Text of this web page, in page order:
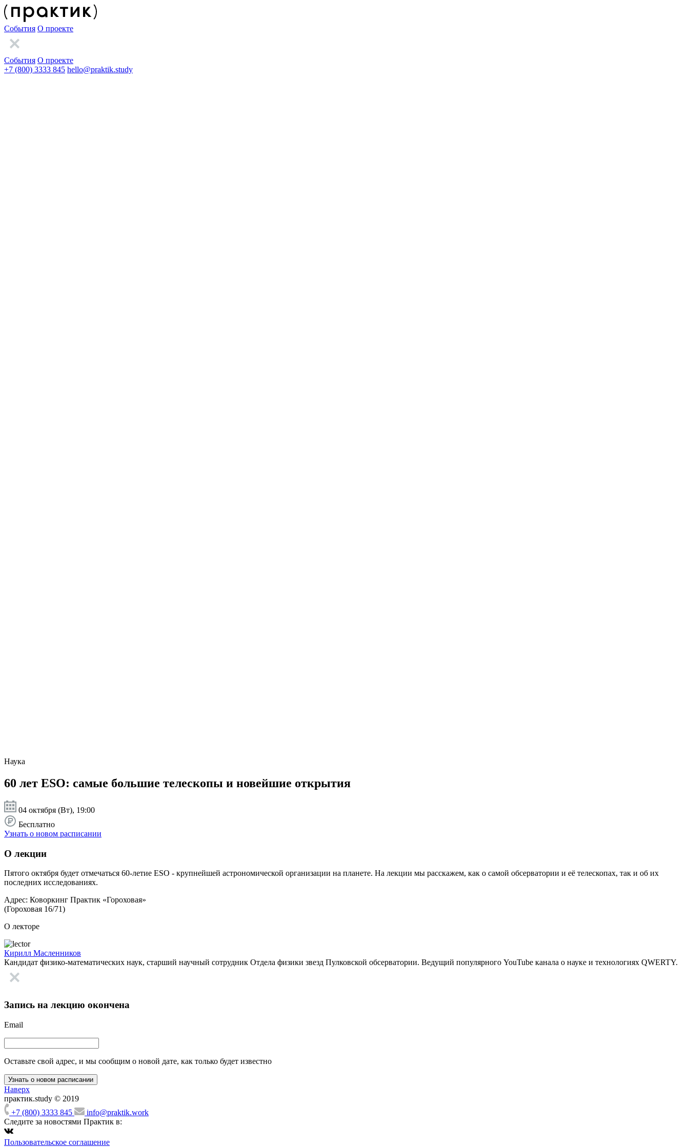
События О проекте
События О проекте
+7 (800) 3333 845 hello@praktik.study
Наука
60 лет ESO: самые большие телескопы и новейшие открытия
04 октября (Вт), 19:00
Бесплатно
Узнать о новом расписании
О лекции
Пятого октября будет отмечаться 60-летие ESO - крупнейшей астрономической организации на планете. На лекции мы расскажем, как о самой обсерватории и её телескопах, так и об их
последних исследованиях.
Адрес: Коворкинг Практик «Гороховая»
(Гороховая 16/71)
О лекторе
Кирилл Масленников
Кандидат физико-математических наук, старший научный сотрудник Отдела физики звезд Пулковской обсерватории. Ведущий популярного YouTube канала о науке и технологиях QWERTY.
Запись на лекцию окончена
Email
Оставьте свой адрес, и мы сообщим о новой дате, как только будет известно
Наверх
практик.study © 2019
+7 (800) 3333 845
info@praktik.work
Следите за новостями Практик в:
Пользовательское соглашение